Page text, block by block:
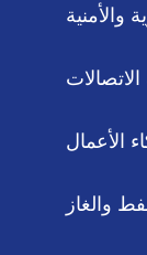
والأمنية
الأعمال
والغاز